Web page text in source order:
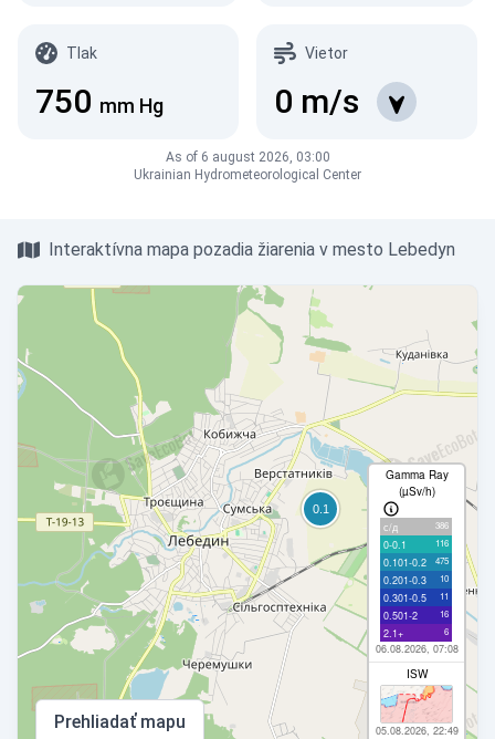
Tlak
750 mm Hg
Vietor
0 m/s
As of 6 august 2026, 03:00
Ukrainian Hydrometeorological Center
Interaktívna mapa pozadia žiarenia v mesto Lebedyn
Gamma Ray
(µSv/h)
с/д 386
0-0.1 116
0.101-0.2 475
0.201-0.3 10
0.301-0.5 11
0.501-2 16
2.1+ 6
06.08.2026, 07:08
ISW
05.08.2026, 22:49
Prehliadať mapu